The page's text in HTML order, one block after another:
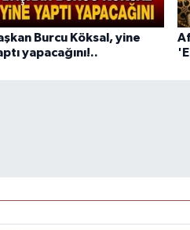
Burcu Köksal, yine
yapacağını!..